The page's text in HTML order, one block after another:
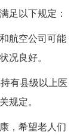
足以下规定：
航空公司可能
况良好。
有县级以上医
规定。
，希望老人们